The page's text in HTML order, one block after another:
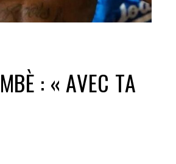
: « AVEC TA